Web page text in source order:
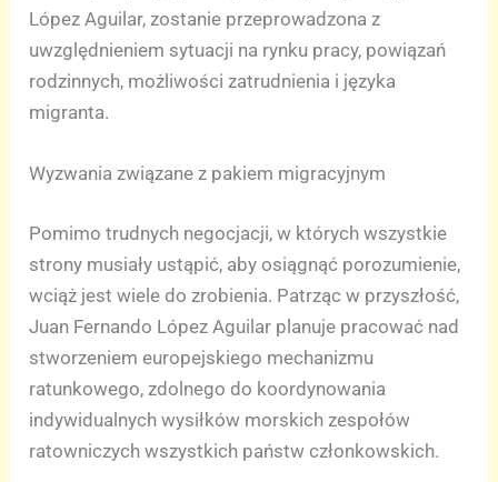
López Aguilar, zostanie przeprowadzona z
uwzględnieniem sytuacji na rynku pracy, powiązań
rodzinnych, możliwości zatrudnienia i języka
migranta.
Wyzwania związane z pakiem migracyjnym
Pomimo trudnych negocjacji, w których wszystkie
strony musiały ustąpić, aby osiągnąć porozumienie,
wciąż jest wiele do zrobienia. Patrząc w przyszłość,
Juan Fernando López Aguilar planuje pracować nad
stworzeniem europejskiego mechanizmu
ratunkowego, zdolnego do koordynowania
indywidualnych wysiłków morskich zespołów
ratowniczych wszystkich państw członkowskich.